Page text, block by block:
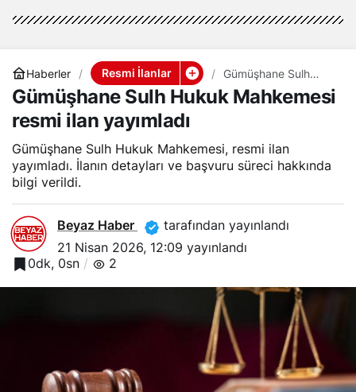
Haberler Resmi İlanlar
Gümüşhane Sulh
Hukuk Mahkemesi
resmi ilan yayımladı
Gümüşhane Sulh Hukuk Mahkemesi
resmi ilan yayımladı
Gümüşhane Sulh Hukuk Mahkemesi, resmi ilan
yayımladı. İlanın detayları ve başvuru süreci hakkında
bilgi verildi.
Beyaz Haber
tarafından yayınlandı
21 Nisan 2026, 12:09 yayınlandı
0dk, 0sn
2